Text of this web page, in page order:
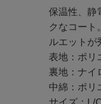
保温性、静
クなコート
ルエットが
表地：ポリ
裏地：ナイ
中綿：ポリ